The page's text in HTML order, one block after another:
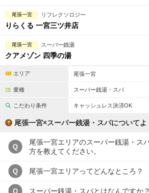
尾張一宮 リフレクソロジー
りらくる 一宮三ツ井店
尾張一宮 スーパー銭湯
クアメゾン 四季の湯
エリア 尾張一宮
業種 スーパー銭湯・スパ
こだわり条件 キャッシュレス決済OK
尾張一宮×スーパー銭湯・スパについてよ
Q
尾張一宮エリアのスーパー銭湯・ス
方を教えてください。
Q 尾張一宮エリアってどんなところ？
Q スーパー銭湯・スパとはなんですか？